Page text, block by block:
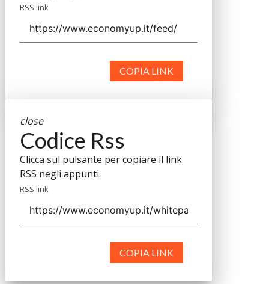
RSS link
COPIA LINK
close
Codice Rss
Clicca sul pulsante per copiare il link
RSS negli appunti.
RSS link
COPIA LINK